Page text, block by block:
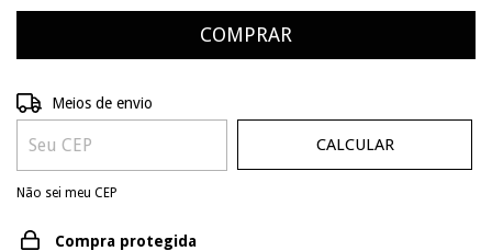
Entregas para o CEP:
Meios de envio
CALCULAR
Não sei meu CEP
Compra protegida